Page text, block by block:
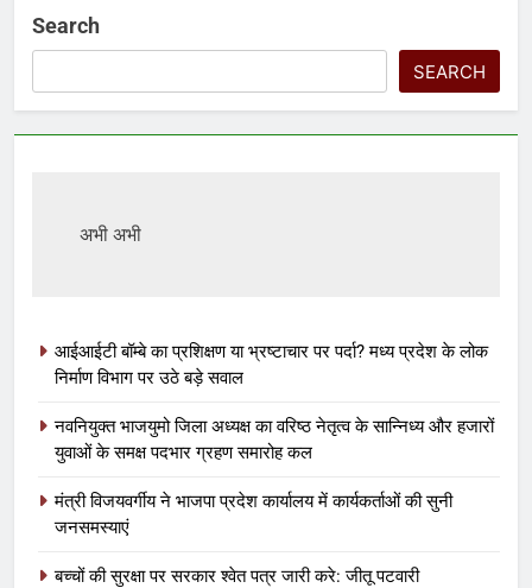
Search
SEARCH
अभी अभी
आईआईटी बॉम्बे का प्रशिक्षण या भ्रष्टाचार पर पर्दा? मध्य प्रदेश के लोक
निर्माण विभाग पर उठे बड़े सवाल
नवनियुक्त भाजयुमो जिला अध्यक्ष का वरिष्ठ नेतृत्व के सान्निध्य और हजारों
युवाओं के समक्ष पदभार ग्रहण समारोह कल
मंत्री विजयवर्गीय ने भाजपा प्रदेश कार्यालय में कार्यकर्ताओं की सुनी
जनसमस्याएं
बच्चों की सुरक्षा पर सरकार श्वेत पत्र जारी करे: जीतू पटवारी